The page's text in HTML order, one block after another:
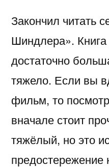
Закончил читать
Шиндлера».
достаточно
тяжело. Если вы
фильм, то
вначале стоит
тяжёлый, но это
предостережение